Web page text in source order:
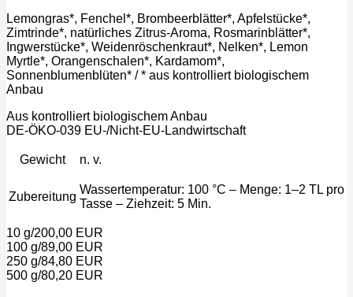
Lemongras*, Fenchel*, Brombeerblätter*, Apfelstücke*,
Zimtrinde*, natürliches Zitrus-Aroma, Rosmarinblätter*,
Ingwerstücke*, Weidenröschenkraut*, Nelken*, Lemon
Myrtle*, Orangenschalen*, Kardamom*,
Sonnenblumenblüten* / * aus kontrolliert biologischem
Anbau
Aus kontrolliert biologischem Anbau
DE-ÖKO-039 EU-/Nicht-EU-Landwirtschaft
Gewicht n. v.
Zubereitung
Wassertemperatur: 100 °C – Menge: 1–2 TL pro
Tasse – Ziehzeit: 5 Min.
10 g/200,00 EUR
100 g/89,00 EUR
250 g/84,80 EUR
500 g/80,20 EUR